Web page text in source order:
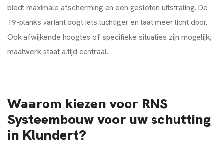
biedt maximale afscherming en een gesloten uitstraling. De
19-planks variant oogt iets luchtiger en laat meer licht door.
Ook afwijkende hoogtes of specifieke situaties zijn mogelijk;
maatwerk staat altijd centraal.
Waarom kiezen voor RNS
Systeembouw voor uw schutting
in Klundert?